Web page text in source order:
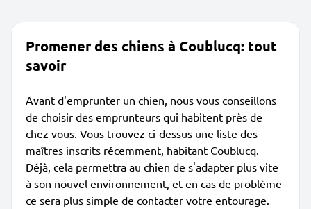
Promener des chiens à Coublucq: tout
savoir
Avant d'emprunter un chien, nous vous conseillons
de choisir des emprunteurs qui habitent près de
chez vous. Vous trouvez ci-dessus une liste des
maîtres inscrits récemment, habitant Coublucq.
Déjà, cela permettra au chien de s'adapter plus vite
à son nouvel environnement, et en cas de problème
ce sera plus simple de contacter votre entourage.